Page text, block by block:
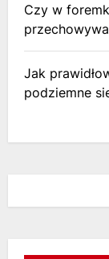
Czy w
Jak
podziemne